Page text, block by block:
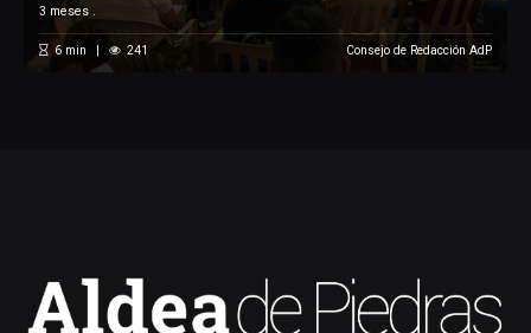
3 meses .
6min 241 Consejo de Redacción AdP